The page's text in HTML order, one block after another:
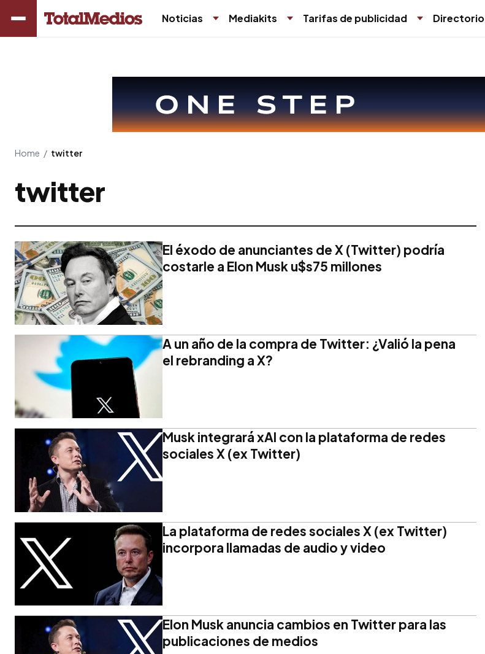
Noticias Mediakits Tarifas de publicidad Directorio
Home / twitter
twitter
El éxodo de anunciantes de X (Twitter) podría
costarle a Elon Musk u$s75 millones
A un año de la compra de Twitter: ¿Valió la pena
el rebranding a X?
Musk integrará xAI con la plataforma de redes
sociales X (ex Twitter)
La plataforma de redes sociales X (ex Twitter)
incorpora llamadas de audio y video
Elon Musk anuncia cambios en Twitter para las
publicaciones de medios